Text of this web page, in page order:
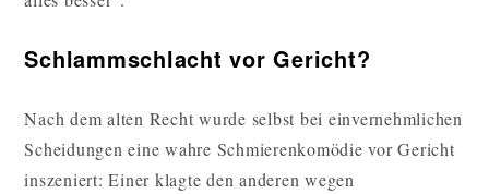
Schlammschlacht vor Gericht?
Nach dem alten Recht wurde selbst bei einvernehmlichen
Scheidungen eine wahre Schmierenkomödie vor Gericht
inszeniert: Einer klagte den anderen wegen